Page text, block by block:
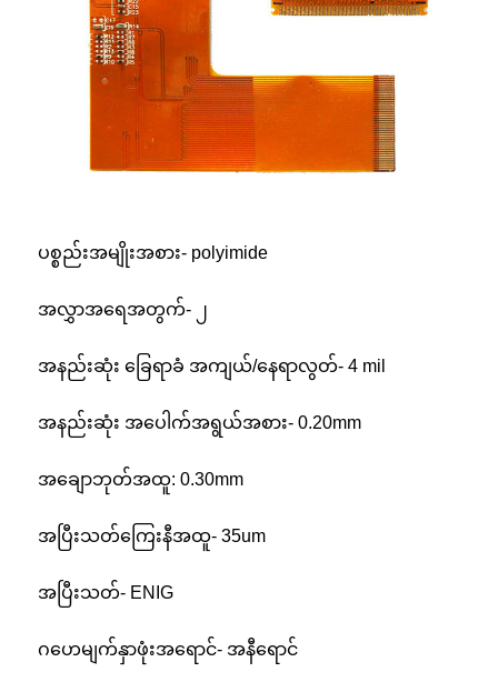
ပစ္စည်းအမျိုးအစား- polyimide
အလွှာအရေအတွက်- ၂
အနည်းဆုံး ခြေရာခံ အကျယ်/နေရာလွတ်- 4 mil
အနည်းဆုံး အပေါက်အရွယ်အစား- 0.20mm
အချောဘုတ်အထူ: 0.30mm
အပြီးသတ်ကြေးနီအထူ- 35um
အပြီးသတ်- ENIG
ဂဟေမျက်နှာဖုံးအရောင်- အနီရောင်